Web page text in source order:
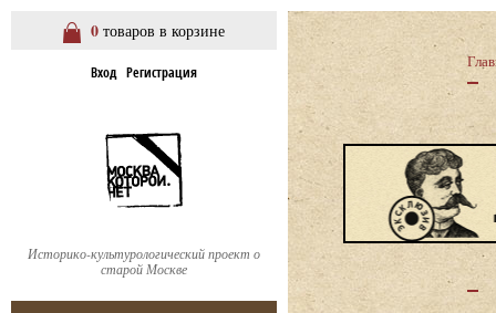
0 товаров в корзине
Вход Регистрация
Историко-культурологический проект о
старой Москве